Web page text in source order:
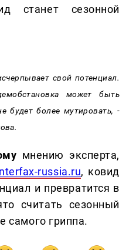
станет сезонной
свой потенциал.
может быть
будет более мутировать, -
мнению эксперта,
russia.ru, ковид
и превратится в
считать сезонный
самого гриппа.